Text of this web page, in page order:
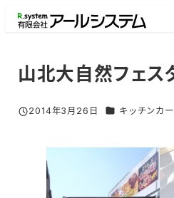
山北大自然フェス
投稿日
2014年3月26日 グルメイベント
キッチンカー